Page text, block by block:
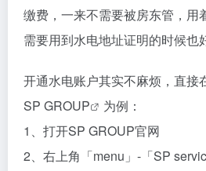
缴费，一来不需要被房东管，用
需要用到水电地址证明的时候也
开通水电账户其实不麻烦，直接
SP GROUP
为例：
1、打开SP GROUP官网
2、右上角「menu」-「SP